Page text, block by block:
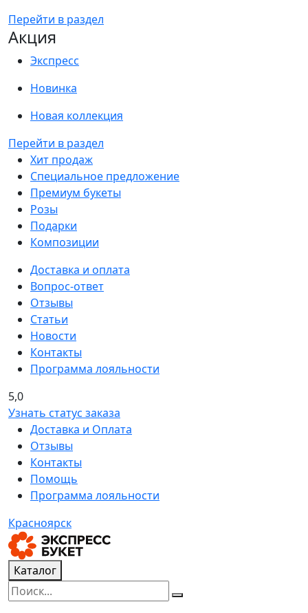
Перейти в раздел
Акция
Экспресс
Новинка
Новая коллекция
Перейти в раздел
Хит продаж
Специальное предложение
Премиум букеты
Розы
Подарки
Композиции
Доставка и оплата
Вопрос-ответ
Отзывы
Статьи
Новости
Контакты
Программа лояльности
5,0
Узнать статус заказа
Доставка и Оплата
Отзывы
Контакты
Помощь
Программа лояльности
Красноярск
Каталог